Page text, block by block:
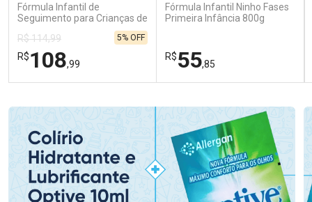
Fórmula Infantil de
Seguimento para Crianças de
Primeira Infância Nestonutri
2 Unidades de 800g cada
R$ 114,99
R$108,99
5% OFF
Fórmula Infantil Ninho Fases
Primeira Infância 800g
R$55,85
Laboratório
Por Menos